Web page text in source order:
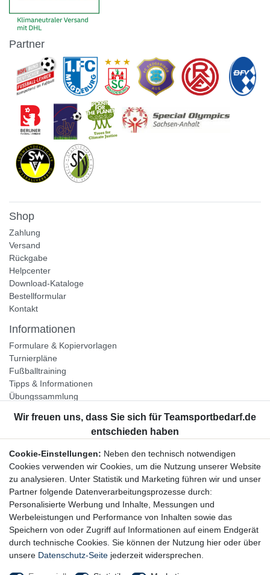
Partner
Shop
Zahlung
Versand
Rückgabe
Helpcenter
Download-Kataloge
Bestellformular
Kontakt
Informationen
Formulare & Kopiervorlagen
Turnierpläne
Fußballtraining
Tipps & Informationen
Übungssammlung
Unternehmen
Widerrufsrecht
Bestellung widerrufen
Datenschutzerklärung
AGB
Impressum
Newsletter
Cookie-Einstellungen: Neben den technisch notwendigen
Cookies verwenden wir Cookies, um die Nutzung unserer Website
zu analysieren. Unter Statistik und Marketing führen wir und unser
Partner folgende Datenverarbeitungsprozesse durch:
Personalisierte Werbung und Inhalte, Messungen und
Werbeleistungen und Performance von Inhalten sowie das
Speichern von oder Zugriff auf Informationen auf einem Endgerät
durch technische Cookies. Sie können der Nutzung hier oder über
unsere Datenschutz-Seite jederzeit widersprechen.